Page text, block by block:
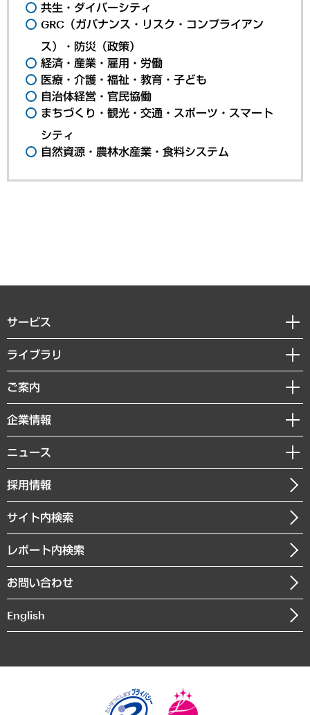
共生・ダイバーシティ
GRC（ガバナンス・リスク・コンプライアン
ス）・防災（政策）
経済・産業・雇用・労働
医療・介護・福祉・教育・子ども
自治体経営・官民協働
まちづくり・観光・交通・スポーツ・スマート
シティ
自然資源・農林水産業・食料システム
サービス
経営戦略
組織・人事戦略
デジタルイノベーション
共生・ダイバーシティ
GRC（ガバナンス・リスク・コンプライアンス）・防災（政策）
経済・産業・雇用・労働
まちづくり・観光・交通・スポーツ・スマートシティ
自然資源・農林水産業・食料システム
ライブラリ
経済調査
レポート
コラム
経営用語集
受託・受注実績（官公庁関連）
メディア掲載・出演
ご案内
セミナー・イベント情報
MUFGビジネスセミナー
受託案件情報
企業情報
私たちの想い
社長メッセージ
会社概要
沿革
組織図・本部部室紹介
インドネシア現地法人
個人情報保護方針
ニュース
ニュースリリース
お知らせ
採用情報
サイト内検索
レポート内検索
お問い合わせ
English